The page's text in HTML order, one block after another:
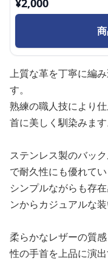
¥2,000
上質な革を丁寧に編
す。
熟練の職人技により
首に美しく馴染みます
ステンレス製のバッ
で耐久性にも優れてい
シンプルながらも存
ンからカジュアルな
柔らかなレザーの質
性の手首を上品に演